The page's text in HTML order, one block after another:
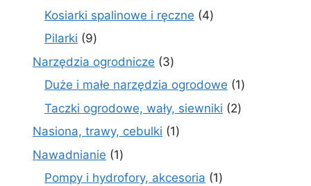
produkt
Kosiarki spalinowe i ręczne 44
Pilarki 99
produktów
Narzędzia ogrodnicze 33
produkty
Duże i małe narzędzia ogrodowe 11
Taczki ogrodowe, wały, siewniki 22
Nasiona, trawy, cebulki 11
Nawadnianie 11
produkt
Pompy i hydrofory, akcesoria 11